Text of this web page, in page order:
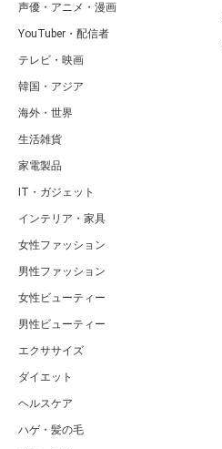
声優・アニメ・漫画
YouTuber・配信者
テレビ・映画
韓国・アジア
海外・世界
生活雑貨
家電製品
IT・ガジェット
インテリア・家具
女性ファッション
男性ファッション
女性ビューティー
男性ビューティー
エクササイズ
ダイエット
ヘルスケア
ハゲ・髪の毛